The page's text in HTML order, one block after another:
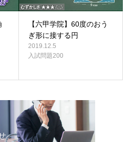
【六甲学院】60度のおう
ぎ形に接する円
2019.12.5
入試問題200